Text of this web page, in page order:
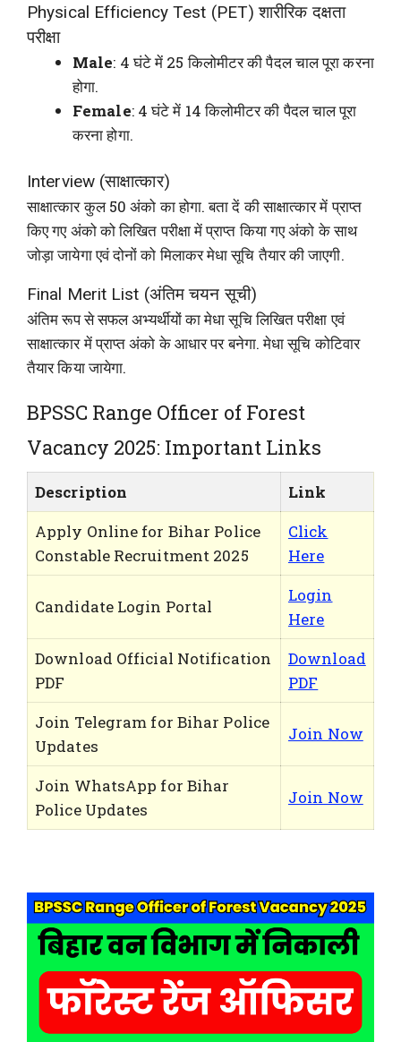
Physical Efficiency Test (PET) शारीरिक दक्षता
परीक्षा
Male: 4 घंटे में 25 किलोमीटर की पैदल चाल पूरा करना
होगा.
Female: 4 घंटे में 14 किलोमीटर की पैदल चाल पूरा
करना होगा.
Interview (साक्षात्कार)
साक्षात्कार कुल 50 अंको का होगा. बता दें की साक्षात्कार में प्राप्त
किए गए अंको को लिखित परीक्षा में प्राप्त किया गए अंको के साथ
जोड़ा जायेगा एवं दोनों को मिलाकर मेधा सूचि तैयार की जाएगी.
Final Merit List (अंतिम चयन सूची)
अंतिम रूप से सफल अभ्यर्थीयों का मेधा सूचि लिखित परीक्षा एवं
साक्षात्कार में प्राप्त अंको के आधार पर बनेगा. मेधा सूचि कोटिवार
तैयार किया जायेगा.
BPSSC Range Officer of Forest
Vacancy 2025: Important Links
Description
Link
Apply Online for Bihar Police
Constable Recruitment 2025
Click
Here
Candidate Login Portal
Login
Here
Download Official Notification
PDF
Download
PDF
Join Telegram for Bihar Police
Updates
Join Now
Join WhatsApp for Bihar
Police Updates
Join Now